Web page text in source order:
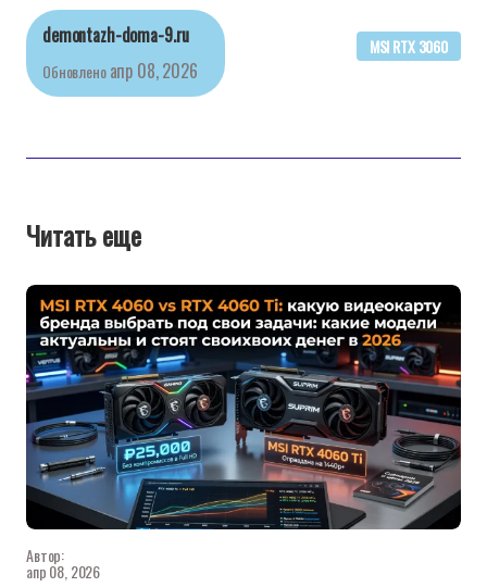
demontazh-doma-9.ru
Обновлено апр 08, 2026
MSI RTX 3060
Читать еще
Автор:
апр 08, 2026